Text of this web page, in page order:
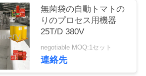
無菌袋の自動トマトの
りのプロセス用機器
25T/D 380V
negotiable MOQ:1セット
連絡先